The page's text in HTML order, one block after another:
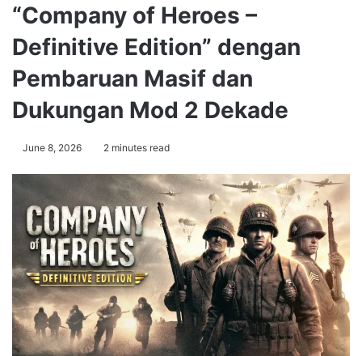
“Company of Heroes –
Definitive Edition” dengan
Pembaruan Masif dan
Dukungan Mod 2 Dekade
June 8, 2026 2 minutes read